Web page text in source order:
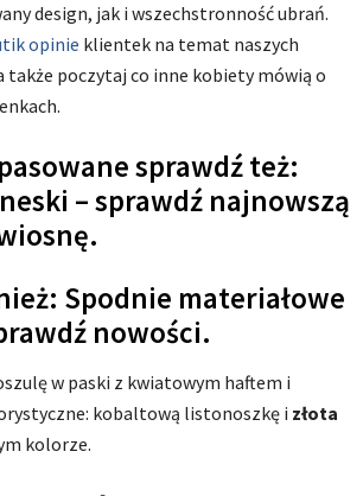
design, jak i wszechstronność ubrań.
opinie klientek na temat naszych
także poczytaj co inne kobiety mówią o
sprawdź też:
– sprawdź najnowszą
Spodnie materiałowe
nowości.
w paski z kwiatowym haftem i
kobaltową listonoszkę i złota
kolorze.